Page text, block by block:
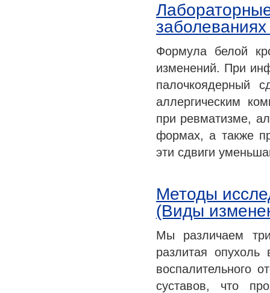
Формула белой
изменений. При
палочкоядерный
аллергическим
при ревматизме,
формах, а также
эти сдвиги
Методы
(Виды
Мы различаем
разлитая опухоль
воспалительного
суставов, что